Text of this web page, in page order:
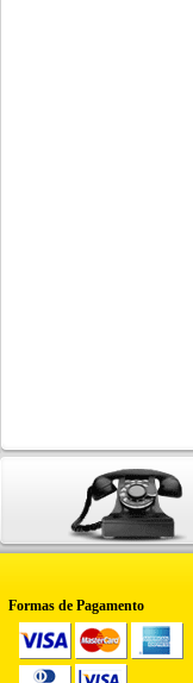
Formas de Pagamento